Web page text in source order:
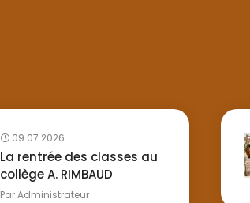
09.07.2026
La rentrée des classes au
collège A. RIMBAUD
ParAdministrateur